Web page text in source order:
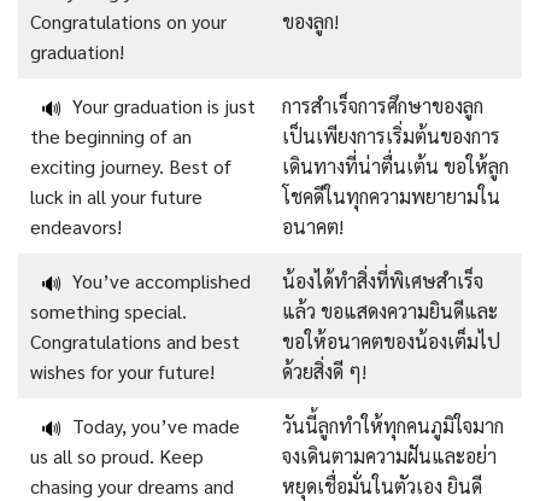
Congratulations on your
graduation!
ของลูก!
🔊 Your graduation is just
the beginning of an
exciting journey. Best of
luck in all your future
endeavors!
การสำเร็จการศึกษาของลูก
เป็นเพียงการเริ่มต้นของการ
เดินทางที่น่าตื่นเต้น ขอให้ลูก
โชคดีในทุกความพยายามใน
อนาคต!
🔊 You’ve accomplished
something special.
Congratulations and best
wishes for your future!
น้องได้ทำสิ่งที่พิเศษสำเร็จ
แล้ว ขอแสดงความยินดีและ
ขอให้อนาคตของน้องเต็มไป
ด้วยสิ่งดี ๆ!
🔊 Today, you’ve made
us all so proud. Keep
chasing your dreams and
วันนี้ลูกทำให้ทุกคนภูมิใจมาก
จงเดินตามความฝันและอย่า
หยุดเชื่อมั่นในตัวเอง ยินดี